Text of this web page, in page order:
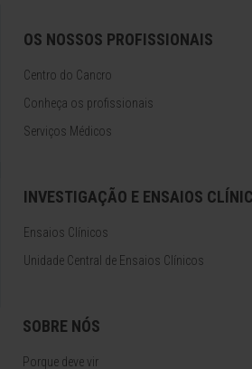
OS NOSSOS PROFISSIONAIS
Centro do Cancro
Conheça os profissionais
Serviços Médicos
INVESTIGAÇÃO E ENSAIOS
Ensaios Clínicos
Unidade Central de Ensaios Clínicos
SOBRE NÓS
Porque deve vir